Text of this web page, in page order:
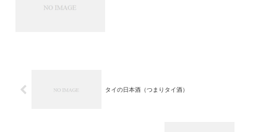
タイの日本酒（つまりタイ酒）